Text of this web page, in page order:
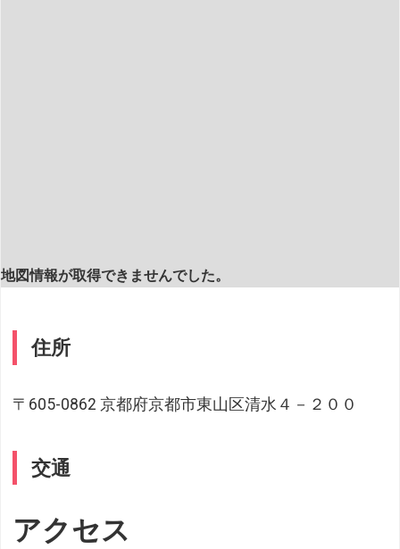
地図情報が取得できませんでした。
住所
〒605-0862 京都府京都市東山区清水４－２００
交通
アクセス